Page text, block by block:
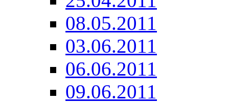
08.05.2011
03.06.2011
06.06.2011
09.06.2011